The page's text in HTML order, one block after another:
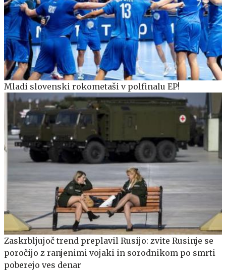
Mladi slovenski rokometaši v polfinalu EP!
Zaskrbljujoč trend preplavil Rusijo: zvite Rusinje se
poročijo z ranjenimi vojaki in sorodnikom po smrti
poberejo ves denar